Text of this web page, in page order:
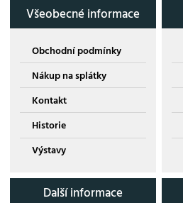
Všeobecné informace
Obchodní podmínky
Nákup na splátky
Kontakt
Historie
Výstavy
Další informace